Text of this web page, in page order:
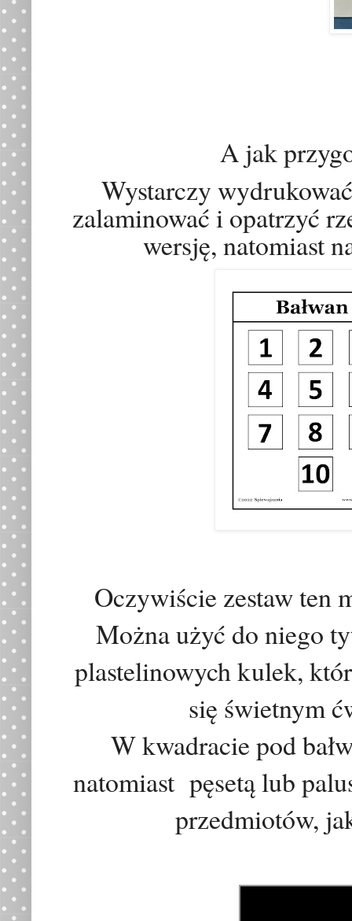
A jak
Wystarczy
zalaminować i opatrzyć
wersję, natomiast
Oczywiście zestaw ten
Można użyć do niego
plastelinowych kulek,
się świetnym
W kwadracie pod
natomiast pęsetą lub
przedmiotów,